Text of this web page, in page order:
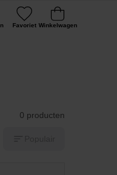
Favoriet Winkelwagen
0 producten